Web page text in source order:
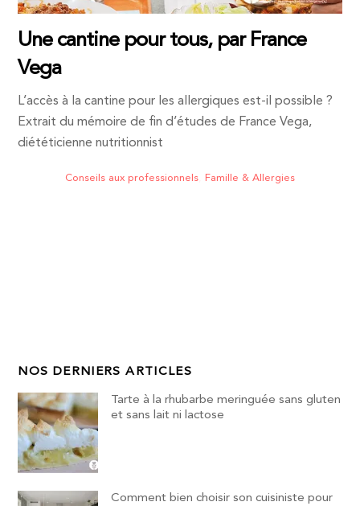
Une cantine pour tous, par France
Vega
L’accès à la cantine pour les allergiques est-il possible ?
Extrait du mémoire de fin d’études de France Vega,
diététicienne nutritionnist
Conseils aux professionnels Famille & Allergies
NOS DERNIERS ARTICLES
Tarte à la rhubarbe meringuée sans gluten
et sans lait ni lactose
Comment bien choisir son cuisiniste pour